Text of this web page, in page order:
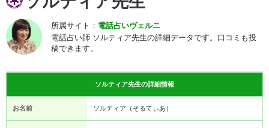
所属サイト： 電話占いヴェルニ
電話占い師 ソルティア先生の詳細データです。口コミも投
稿できます。
ソルティア先生の詳細情報
お名前 ソルティア（そるてぃあ）